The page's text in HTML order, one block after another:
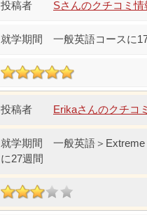
Sさんのクチコミ情
一般英語コースに
Erikaさんのクチコ
一般英語＞
に27週間